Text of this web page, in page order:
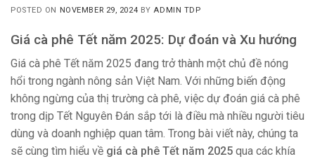
POSTED ON NOVEMBER 29, 2024 BYADMIN TDP
Giá cà phê Tết năm 2025: Dự đoán và Xu hướng
Giá cà phê Tết năm 2025 đang trở thành một chủ đề nóng
hổi trong ngành nông sản Việt Nam. Với những biến động
không ngừng của thị trường cà phê, việc dự đoán giá cà phê
trong dịp Tết Nguyên Đán sắp tới là điều mà nhiều người tiêu
dùng và doanh nghiệp quan tâm. Trong bài viết này, chúng ta
sẽ cùng tìm hiểu về giá cà phê Tết năm 2025 qua các khía